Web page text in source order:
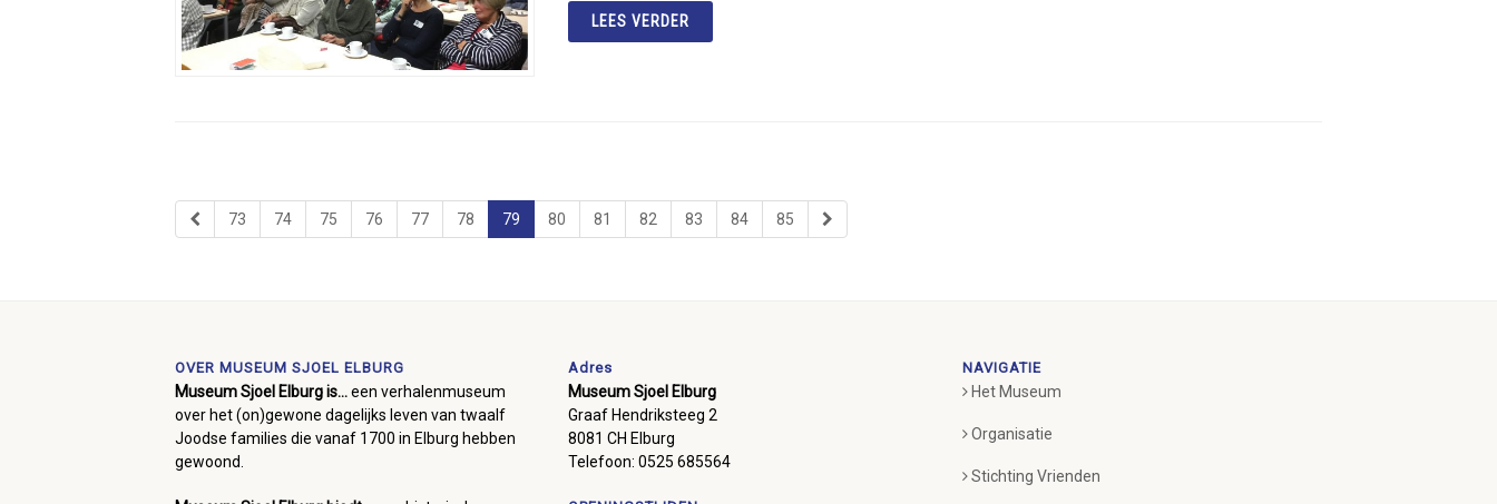
LEES VERDER
73 74 75 76 77 78 79 80 81 82 83 84 85
OVER MUSEUM SJOEL ELBURG
Museum Sjoel Elburg is...een verhalenmuseum
over het (on)gewone dagelijks leven van twaalf
Joodse families die vanaf 1700 in Elburg hebben
gewoond.
Adres
Museum Sjoel Elburg
Graaf Hendriksteeg 2
8081 CH Elburg
Telefoon: 0525 685564
NAVIGATIE
Het Museum
Organisatie
Stichting Vrienden